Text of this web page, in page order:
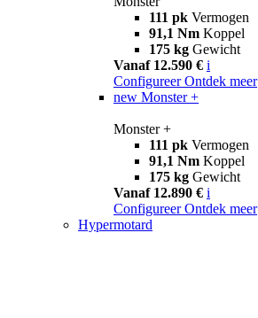
111 pk Vermogen
91,1 Nm Koppel
175 kg Gewicht
Vanaf 12.590 € i
Configureer Ontdek meer
new Monster +
Monster +
111 pk Vermogen
91,1 Nm Koppel
175 kg Gewicht
Vanaf 12.890 € i
Configureer Ontdek meer
Hypermotard